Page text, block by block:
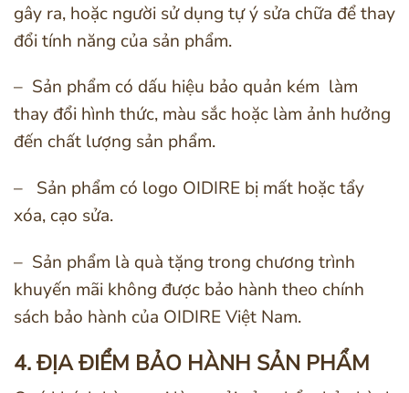
gây ra, hoặc người sử dụng tự ý sửa chữa để thay
đổi tính năng của sản phẩm.
– Sản phẩm có dấu hiệu bảo quản kém làm
thay đổi hình thức, màu sắc hoặc làm ảnh hưởng
đến chất lượng sản phẩm.
– Sản phẩm có logo OIDIRE bị mất hoặc tẩy
xóa, cạo sửa.
– Sản phẩm là quà tặng trong chương trình
khuyến mãi không được bảo hành theo chính
sách bảo hành của OIDIRE Việt Nam.
4. ĐỊA ĐIỂM BẢO HÀNH SẢN PHẨM